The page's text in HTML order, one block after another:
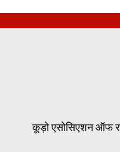
ऑफ राजस्थान